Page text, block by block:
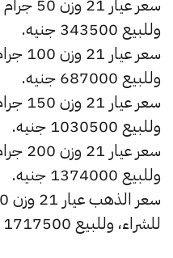
وللبيع 343500 جنيه.
وللبيع 687000 جنيه.
وللبيع 1030500 جنيه.
وللبيع 1374000 جنيه.
للشراء، وللبيع 1717500 جنيه.